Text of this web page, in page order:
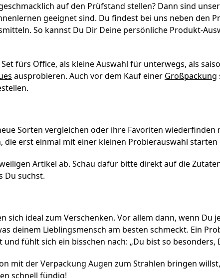
auf den Prüfstand stellen? Dann sind
geeignet sind. Du findest bei uns neben den
So kannst Du Dir Deine persönliche Produkt-
fürs Office, als kleine Auswahl für unterwegs, als
ausprobieren. Auch vor dem Kauf einer Großpackung
Sorten vergleichen oder ihre Favoriten wiederfinden
erst einmal mit einer kleinen Probierauswahl starten
Artikel ab. Schau dafür bitte direkt auf die
Du suchst.
sich ideal zum Verschenken. Vor allem dann, wenn Du
deinem Lieblingsmensch am besten schmeckt. Ein
fühlt sich ein bisschen nach: „Du bist so besonders,
mit der Verpackung Augen zum Strahlen bringen
schnell fündig!